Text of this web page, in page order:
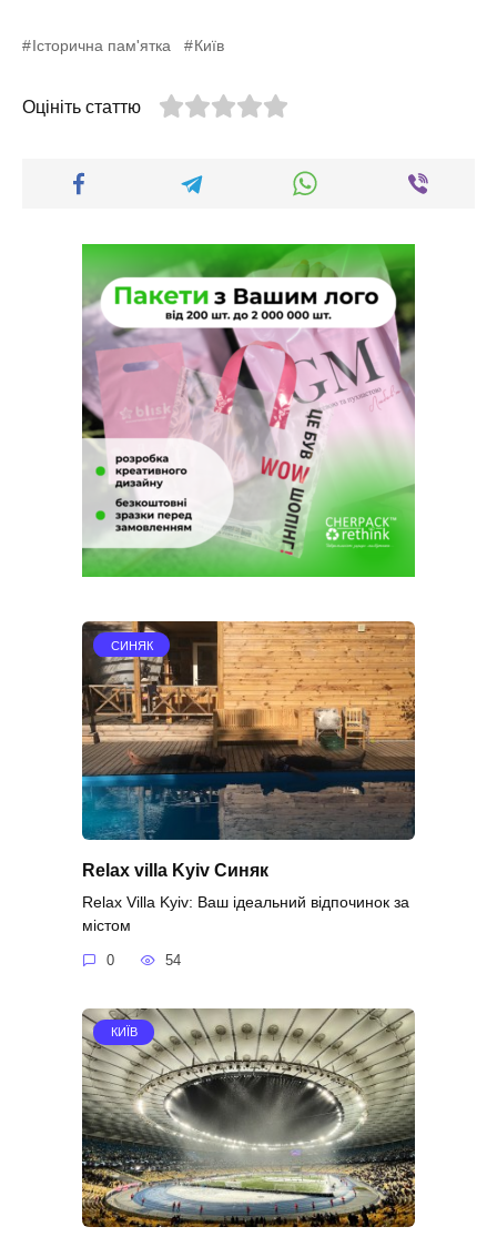
Історична пам'ятка Київ
Оцініть статтю
СИНЯК
Relax villa Kyiv Синяк
Relax Villa Kyiv: Ваш ідеальний відпочинок за
містом
0 54
КИЇВ